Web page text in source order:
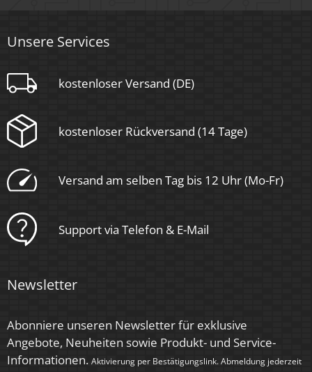
Unsere Services
kostenloser Versand (DE)
kostenloser Rückversand (14 Tage)
Versand am selben Tag bis 12 Uhr (Mo-Fr)
Support via Telefon & E-Mail
Newsletter
Abonniere unseren Newsletter für exklusive
Angebote, Neuheiten sowie Produkt- und Service-
Informationen. Aktivierung per Bestätigungslink. Abmeldung jederzeit